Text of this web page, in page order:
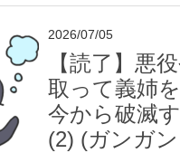
2026/07/05
【読了】悪
取って義姉
今から破滅
(2) (ガンガ